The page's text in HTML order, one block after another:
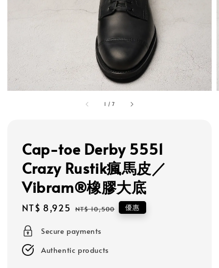
1 /7
Cap-toe Derby 5551
Crazy Rustik瘋馬皮／
Vibram®橡膠大底
Sale
NT$ 8,925 Regular
NT$ 10,500 優惠
Secure payments
Authentic products